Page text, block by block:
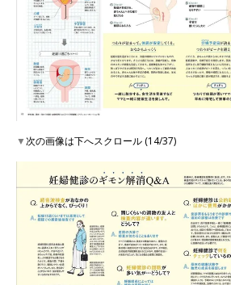
▼次の画像は下へスクロール (14/37)